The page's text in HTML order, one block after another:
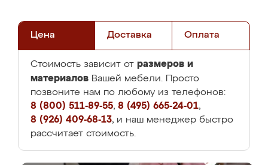
Цена Доставка Оплата
Стоимость зависит от размеров и
материалов Вашей мебели. Просто
позвоните нам по любому из телефонов:
8 (800) 511-89-55, 8 (495) 665-24-01,
8 (926) 409-68-13, и наш менеджер быстро
рассчитает стоимость.